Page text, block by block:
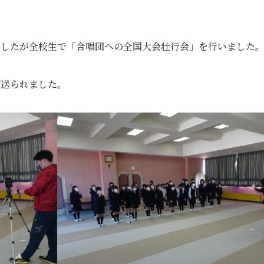
たが全校生で「合唱団への全国大会壮行会」を行いました。
られました。